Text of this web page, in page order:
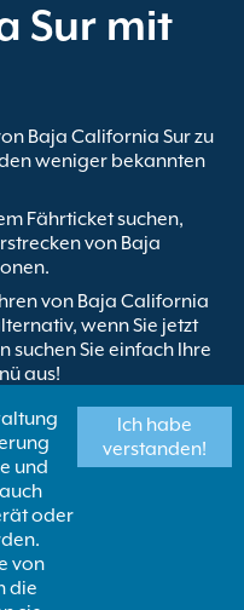
Sur mit
Baja California Sur zu
weniger bekannten
Fährticket suchen,
von Baja
von Baja California
wenn Sie jetzt
suchen Sie einfach Ihre
aus!
nehmen? Wenn ja, dann
nach Baja California Sur
Sur
und
oder
von
die
Ich habe
verstanden!